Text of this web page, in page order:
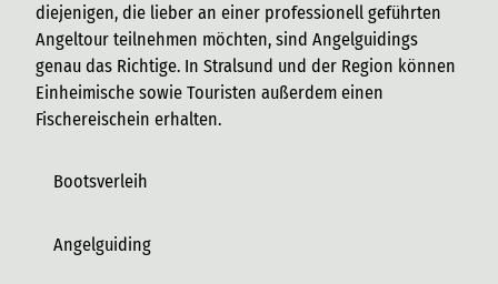
diejenigen, die lieber an einer professionell geführten
Angeltour teilnehmen möchten, sind Angelguidings
genau das Richtige. In Stralsund und der Region können
Einheimische sowie Touristen außerdem einen
Fischereischein erhalten.
Bootsverleih
Angelguiding